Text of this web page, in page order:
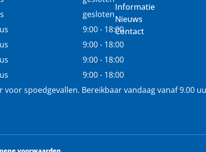
gesloten
9:00 - 18:00
9:00 - 18:00
9:00 - 18:00
9:00 - 18:00
spoedgevallen. Bereikbaar vandaag vanaf 9.00
Informatie
Nieuws
Contact